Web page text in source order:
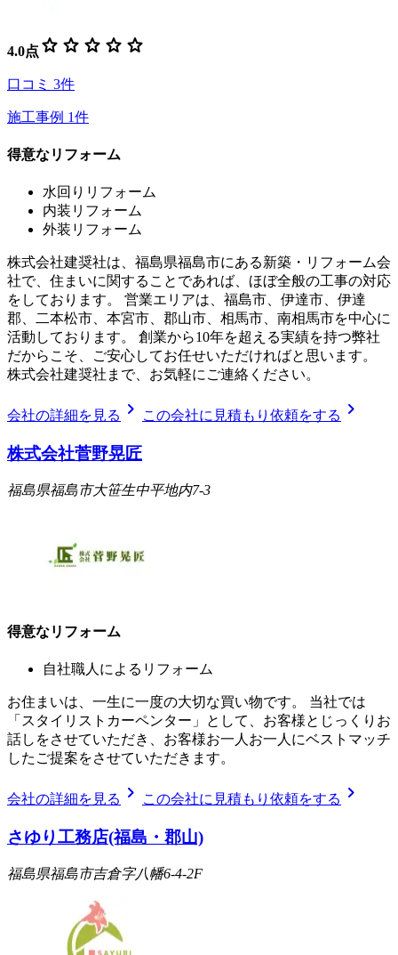
4.0点 star star star star star
口コミ 3件
施工事例 1件
得意なリフォーム
水回りリフォーム
内装リフォーム
外装リフォーム
株式会社建奨社は、福島県福島市にある新築・リフォーム会
社で、住まいに関することであれば、ほぼ全般の工事の対応
をしております。 営業エリアは、福島市、伊達市、伊達
郡、二本松市、本宮市、郡山市、相馬市、南相馬市を中心に
活動しております。 創業から10年を超える実績を持つ弊社
だからこそ、ご安心してお任せいただければと思います。
株式会社建奨社まで、お気軽にご連絡ください。
会社の詳細を見る chevron_right この会社に見積もり依頼をする chevron_right
株式会社菅野晃匠
福島県福島市大笹生中平地内7-3
得意なリフォーム
自社職人によるリフォーム
お住まいは、一生に一度の大切な買い物です。 当社では
「スタイリストカーペンター」として、お客様とじっくりお
話しをさせていただき、お客様お一人お一人にベストマッチ
したご提案をさせていただきます。
会社の詳細を見る chevron_right この会社に見積もり依頼をする chevron_right
さゆり工務店(福島・郡山)
福島県福島市吉倉字八幡6-4-2F